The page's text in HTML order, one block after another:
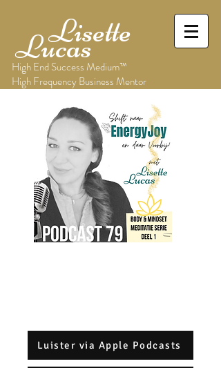
Lisette
Lucas
High End Success Medium™
High Frequency Business Mentor
Luister via Apple Podcasts